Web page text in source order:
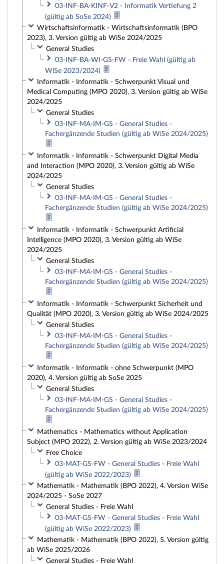
03-INF-BA-KINF-V2 - Informatik Vertiefung 2
(gültig ab SoSe 2024)
Wirtschaftsinformatik - Wirtschaftsinformatik (BPO
2023), 3. Version gültig ab WiSe 2024/2025
General Studies
03-INF-BA-WI-GS-FW - Freie Wahl (gültig ab
WiSe 2023/2024)
Informatik - Informatik - Schwerpunkt Visual und
Medical Computing (MPO 2020), 3. Version gültig ab WiSe
2024/2025
General Studies
03-INF-MA-IM-GS - General Studies -
Fachergänzende Studien (gültig ab WiSe 2024/2025)
Informatik - Informatik - Schwerpunkt Digital Media
and Interaction (MPO 2020), 3. Version gültig ab WiSe
2024/2025
General Studies
03-INF-MA-IM-GS - General Studies -
Fachergänzende Studien (gültig ab WiSe 2024/2025)
Informatik - Informatik - Schwerpunkt Artificial
Intelligence (MPO 2020), 3. Version gültig ab WiSe
2024/2025
General Studies
03-INF-MA-IM-GS - General Studies -
Fachergänzende Studien (gültig ab WiSe 2024/2025)
Informatik - Informatik - Schwerpunkt Sicherheit und
Qualität (MPO 2020), 3. Version gültig ab WiSe 2024/2025
General Studies
03-INF-MA-IM-GS - General Studies -
Fachergänzende Studien (gültig ab WiSe 2024/2025)
Informatik - Informatik - ohne Schwerpunkt (MPO
2020), 4. Version gültig ab SoSe 2025
General Studies
03-INF-MA-IM-GS - General Studies -
Fachergänzende Studien (gültig ab WiSe 2024/2025)
Mathematics - Mathematics without Application
Subject (MPO 2022), 2. Version gültig ab WiSe 2023/2024
Free Choice
03-MAT-GS-FW - General Studies - Freie Wahl
(gültig ab WiSe 2022/2023)
Mathematik - Mathematik (BPO 2022), 4. Version WiSe
2024/2025 - SoSe 2027
General Studies - Freie Wahl
03-MAT-GS-FW - General Studies - Freie Wahl
(gültig ab WiSe 2022/2023)
Mathematik - Mathematik (BPO 2022), 5. Version gültig
ab WiSe 2025/2026
General Studies - Freie Wahl